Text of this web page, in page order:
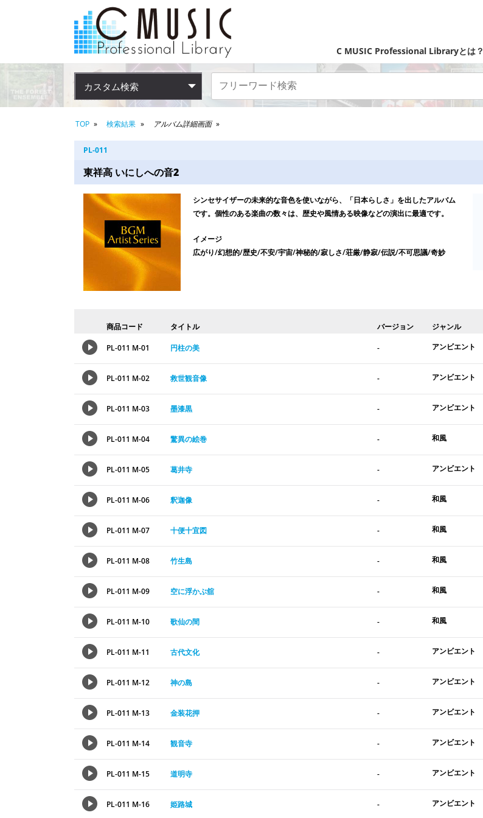
C MUSIC Professional Libraryとは？
カスタム検索
TOP 検索結果 アルバム詳細画面
PL-011
東祥高 いにしへの音2
シンセサイザーの未来的な音色を使いながら、「日本らしさ」を出したアルバム
です。個性のある楽曲の数々は、歴史や風情ある映像などの演出に最適です。
イメージ
広がり/幻想的/歴史/不安/宇宙/神秘的/寂しさ/荘厳/静寂/伝説/不可思議/奇妙
商品コード タイトル バージョン ジャンル
PL-011 M-01 円柱の美 - アンビエント
PL-011 M-02 救世観音像 - アンビエント
PL-011 M-03 墨漆黒 - アンビエント
PL-011 M-04 驚異の絵巻 - 和風
PL-011 M-05 葛井寺 - アンビエント
PL-011 M-06 釈迦像 - 和風
PL-011 M-07 十便十宜図 - 和風
PL-011 M-08 竹生島 - 和風
PL-011 M-09 空に浮かぶ舘 - 和風
PL-011 M-10 歌仙の間 - 和風
PL-011 M-11 古代文化 - アンビエント
PL-011 M-12 神の島 - アンビエント
PL-011 M-13 金装花押 - アンビエント
PL-011 M-14 観音寺 - アンビエント
PL-011 M-15 道明寺 - アンビエント
PL-011 M-16 姫路城 - アンビエント